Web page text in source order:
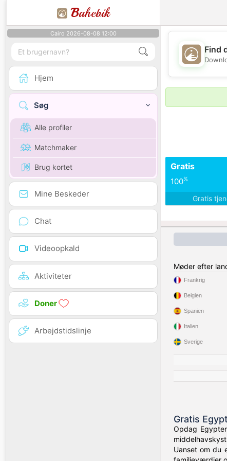
Bahebik
Cairo 2026-08-08 12:00
Hjem
Søg
Alle profiler
Matchmaker
Brug kortet
Mine Beskeder
Chat
Videoopkald
Aktiviteter
Doner
Arbejdstidslinje
Find
Gratis
100%
Gratis
Møder efter
Frankrig
Belgien
Spanien
Italien
Sverige
Gratis
Opdag
Uanset om du